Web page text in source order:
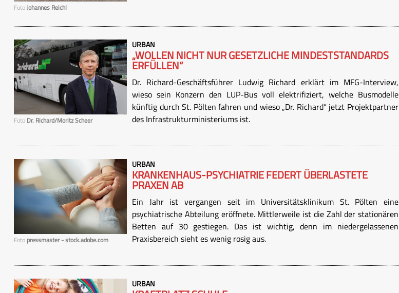
FotoJohannes Reichl
Foto Dr. Richard/Moritz Scheer
URBAN
„WOLLEN NICHT NUR GESETZLICHE MINDESTSTANDARDS
ERFÜLLEN“
Dr. Richard-Geschäftsführer Ludwig Richard erklärt im MFG-Interview,
wieso sein Konzern den LUP-Bus voll elektrifiziert, welche Busmodelle
künftig durch St. Pölten fahren und wieso „Dr. Richard“ jetzt Projektpartner
des Infrastrukturministeriums ist.
Foto pressmaster - stock.adobe.com
URBAN
KRANKENHAUS-PSYCHIATRIE FEDERT ÜBERLASTETE
PRAXEN AB
Ein Jahr ist vergangen seit im Universitätsklinikum St. Pölten eine
psychiatrische Abteilung eröffnete. Mittlerweile ist die Zahl der stationären
Betten auf 30 gestiegen. Das ist wichtig, denn im niedergelassenen
Praxisbereich sieht es wenig rosig aus.
URBAN